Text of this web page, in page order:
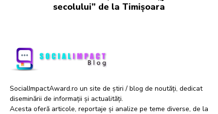
secolului” de la Timișoara
SocialImpactAward.ro un site de știri / blog de noutăți, dedicat
diseminării de informații și actualități.
Acesta oferă articole, reportaje și analize pe teme diverse, de la